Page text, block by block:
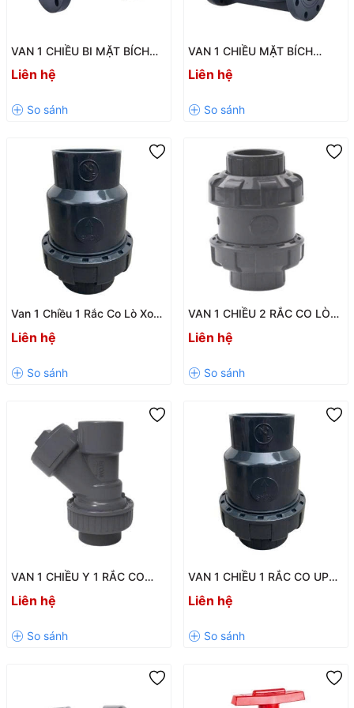
VAN 1 CHIỀU BI MẶT BÍCH
UPVC SH50 – LẮP ĐỨNG,
CHỊU ÁP PN10
Liên hệ
VAN 1 CHIỀU MẶT BÍCH
UPVC SH3 – GIẢI PHÁP
NGĂN DÒNG CHẢY NGƯỢC
Liên hệ
Van 1 Chiều 1 Rắc Co Lò Xo
UPVC SH13-LX
Liên hệ
VAN 1 CHIỀU 2 RẮC CO LÒ
XO UPVC SH14-LX – Độ Bền
Cao, Chống Chảy Ngược Hiệu
Liên hệ
VAN 1 CHIỀU Y 1 RẮC CO
Liên hệ
VAN 1 CHIỀU 1 RẮC CO UPVC
Chống Chảy Ngược Hiệu Quả
Liên hệ